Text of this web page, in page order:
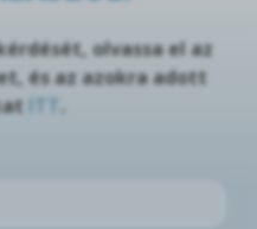
olvassa el az
és az azokra adott
ITT